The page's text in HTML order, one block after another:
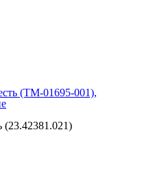
(TM-01695-001),
(23.42381.021)